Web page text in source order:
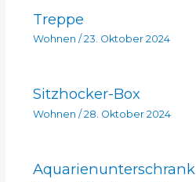
Treppe
Wohnen / 23. Oktober 2024
Sitzhocker-Box
Wohnen / 28. Oktober 2024
Aquarienunterschrank